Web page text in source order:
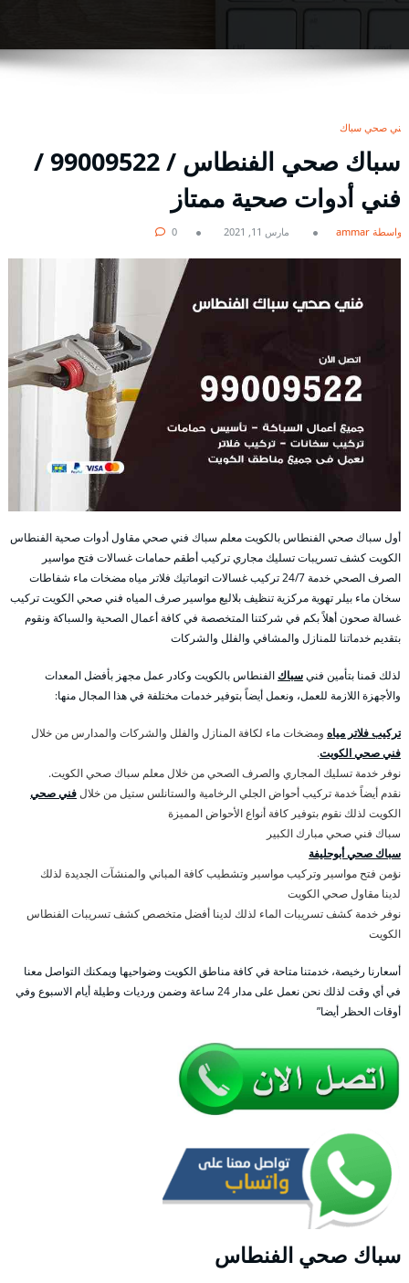
فني صحي سباك
سباك صحي الفنطاس / 99009522 /
فني أدوات صحية ممتاز
بواسطة ammar مارس 11, 2021 0
أول سباك صحي الفنطاس بالكويت معلم سباك فني صحي مقاول أدوات صحية الفنطاس
الكويت كشف تسريبات تسليك مجاري تركيب أطقم حمامات غسالات فتح مواسير
الصرف الصحي خدمة 24/7 تركيب غسالات اتوماتيك فلاتر مياه مضخات ماء شفاطات
سخان ماء بيلر تهوية مركزية تنظيف بلاليع مواسير صرف المياه فني صحي الكويت تركيب
غسالة صحون أهلاً بكم في شركتنا المتخصصة في كافة أعمال الصحية والسباكة ونقوم
بتقديم خدماتنا للمنازل والمشافي والفلل والشركات
لذلك قمنا بتأمين فنيسباك الفنطاس بالكويت وكادر عمل مجهز بأفضل المعدات
والأجهزة اللازمة للعمل، ونعمل أيضاً بتوفير خدمات مختلفة في هذا المجال منها:
تركيب فلاتر مياه ومضخات ماء لكافة المنازل والفلل والشركات والمدارس من خلال
فني صحي الكويت.
نوفر خدمة تسليك المجاري والصرف الصحي من خلال معلم سباك صحي الكويت.
نقدم أيضاً خدمة تركيب أحواض الجلي الرخامية والستانلس ستيل من خلالفني صحي
الكويت لذلك نقوم بتوفير كافة أنواع الأحواض المميزة
سباك فني صحي مبارك الكبير
سباك صحي أبوحليفة
نؤمن فتح مواسير وتركيب مواسير وتشطيب كافة المباني والمنشآت الجديدة لذلك
لدينا مقاول صحي الكويت
نوفر خدمة كشف تسريبات الماء لذلك لدينا أفضل متخصص كشف تسريبات الفنطاس
الكويت
أسعارنا رخيصة، خدمتنا متاحة في كافة مناطق الكويت وضواحيها ويمكنك التواصل معنا
في أي وقت لذلك نحن نعمل على مدار 24 ساعة وضمن ورديات وطيلة أيام الاسبوع وفي
أوقات الحظر أيضا”
سباك صحي الفنطاس